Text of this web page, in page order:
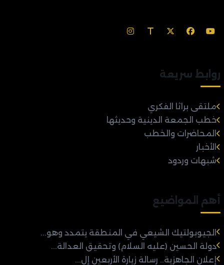
روابط سريعة
ملتقى براثا الفكري
خطب الجمعة الدينية وحديثها
المحاضرات والخطب
الأخبار
شبهات وردود
أهم المواضيع
الجيوبولتيك الشيعي في المنطقة يتمدد وهو...
دولة الحسين (عليه السلام) وتحقيق العدالة...
إعلان الجاهزية.. رسالة زيارة الأربعين إل...